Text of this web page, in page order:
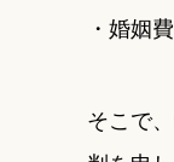
・婚姻
そこで